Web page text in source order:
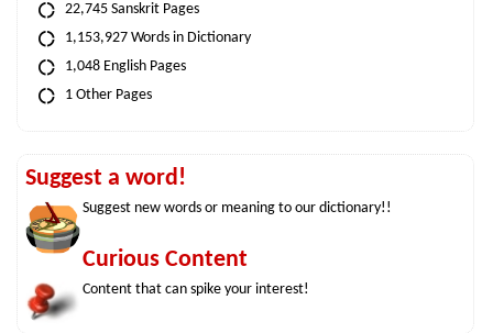
22,745 Sanskrit Pages
1,153,927 Words in Dictionary
1,048 English Pages
1 Other Pages
Suggest a word!
Suggest new words or meaning to our dictionary!!
Curious Content
Content that can spike your interest!